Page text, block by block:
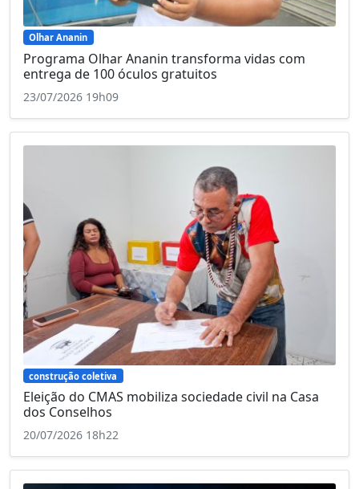
Olhar Ananin
Programa Olhar Ananin transforma vidas com
entrega de 100 óculos gratuitos
23/07/2026 19h09
construção coletiva
Eleição do CMAS mobiliza sociedade civil na Casa
dos Conselhos
20/07/2026 18h22